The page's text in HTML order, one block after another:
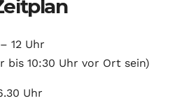
12 Uhr
bis 10:30 Uhr vor Ort sein)
Uhr